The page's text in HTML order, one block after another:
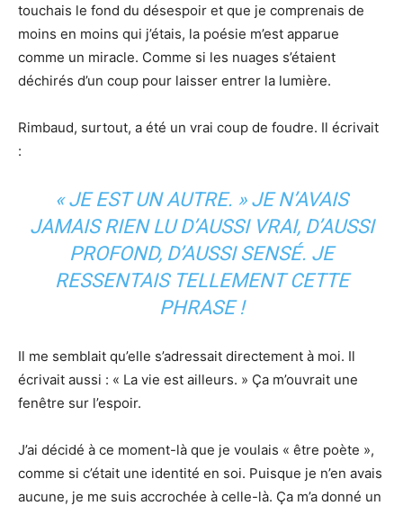
touchais le fond du désespoir et que je comprenais de
moins en moins qui j’étais, la poésie m’est apparue
comme un miracle. Comme si les nuages s’étaient
déchirés d’un coup pour laisser entrer la lumière.
Rimbaud, surtout, a été un vrai coup de foudre. Il écrivait
:
«JEEST UN AUTRE. » JE N’AVAIS
JAMAIS RIEN LU D’AUSSI VRAI, D’AUSSI
PROFOND, D’AUSSI SENSÉ. JE
RESSENTAIS TELLEMENT CETTE
PHRASE !
Il me semblait qu’elle s’adressait directement à moi. Il
écrivait aussi : « La vie est ailleurs. » Ça m’ouvrait une
fenêtre sur l’espoir.
J’ai décidé à ce moment-là que je voulais « être poète »,
comme si c’était une identité en soi. Puisque je n’en avais
aucune, je me suis accrochée à celle-là. Ça m’a donné un